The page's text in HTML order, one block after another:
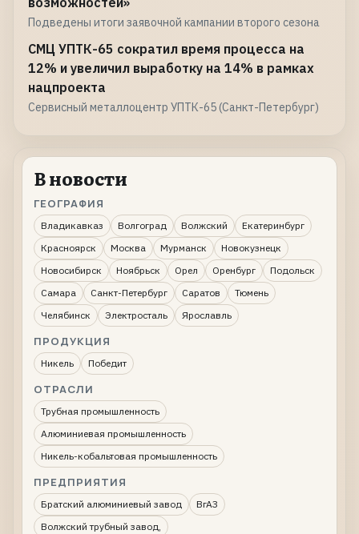
Подведены итоги заявочной кампании второго сезона
СМЦ УПТК-65 сократил время процесса на
12% и увеличил выработку на 14% в рамках
нацпроекта
Сервисный металлоцентр УПТК-65 (Санкт-Петербург)
В новости
ГЕОГРАФИЯ
Владикавказ Волгоград Волжский
Екатеринбург
Красноярск
Москва Мурманск
Новокузнецк
Новосибирск
Ноябрьск Орел Оренбург
Подольск
Самара
Санкт-Петербург Саратов
Тюмень
Челябинск
Электросталь Ярославль
ПРОДУКЦИЯ
Никель Победит
ОТРАСЛИ
Трубная промышленность
Алюминиевая промышленность
Никель-кобальтовая промышленность
ПРЕДПРИЯТИЯ
Братский алюминиевый завод
ВгАЗ
Волжский трубный завод,